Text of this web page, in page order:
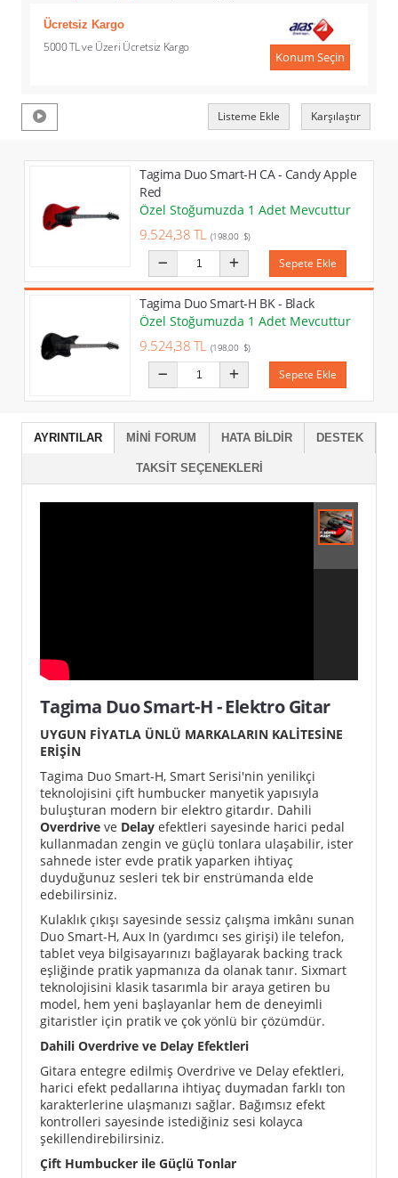
Ücretsiz Kargo
5000 TL ve Üzeri Ücretsiz Kargo
Konum Seçin
Listeme Ekle Karşılaştır
Tagima Duo Smart-H CA - Candy Apple
Red
Özel Stoğumuzda 1 Adet Mevcuttur
9.524,38 TL (198,00 $)
Sepete Ekle
Tagima Duo Smart-H BK - Black
Özel Stoğumuzda 1 Adet Mevcuttur
9.524,38 TL (198,00 $)
Sepete Ekle
AYRINTILAR MINI FORUM HATA BILDIR DESTEK
TAKSIT SEÇENEKLERI
Tagima Duo Smart-H - Elektro Gitar
UYGUN FİYATLA ÜNLÜ MARKALARIN KALİTESİNE
ERİŞİN
Tagima Duo Smart-H, Smart Serisi'nin yenilikçi
teknolojisini çift humbucker manyetik yapısıyla
buluşturan modern bir elektro gitardır. Dahili
Overdrive ve Delay efektleri sayesinde harici pedal
kullanmadan zengin ve güçlü tonlara ulaşabilir, ister
sahnede ister evde pratik yaparken ihtiyaç
duyduğunuz sesleri tek bir enstrümanda elde
edebilirsiniz.
Kulaklık çıkışı sayesinde sessiz çalışma imkânı sunan
Duo Smart-H, Aux In (yardımcı ses girişi) ile telefon,
tablet veya bilgisayarınızı bağlayarak backing track
eşliğinde pratik yapmanıza da olanak tanır. Sixmart
teknolojisini klasik tasarımla bir araya getiren bu
model, hem yeni başlayanlar hem de deneyimli
gitaristler için pratik ve çok yönlü bir çözümdür.
Dahili Overdrive ve Delay Efektleri
Gitara entegre edilmiş Overdrive ve Delay efektleri,
harici efekt pedallarına ihtiyaç duymadan farklı ton
karakterlerine ulaşmanızı sağlar. Bağımsız efekt
kontrolleri sayesinde istediğiniz sesi kolayca
şekillendirebilirsiniz.
Çift Humbucker ile Güçlü Tonlar